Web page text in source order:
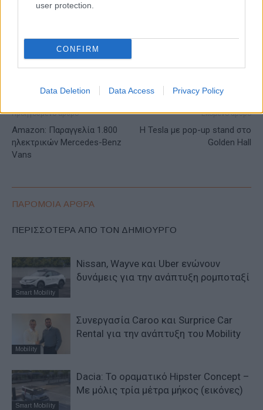
user protection.
CONFIRM
Data Deletion Data Access Privacy Policy
Υπουργείο Περιβάλλοντος και Ενέργειας
Προηγούμενο άρθρο
Amazon: Παραγγελία 1.800
ηλεκτρικών Mercedes-Benz
Vans
Επόμενο άρθρο
H Tesla με pop-up stand στο
Golden Hall
ΠΑΡΟΜΟΙΑ ΑΡΘΡΑ
ΠΕΡΙΣΣΟΤΕΡΑ ΑΠΟ ΤΟΝ ΔΗΜΙΟΥΡΓΟ
Smart Mobility
Nissan, Wayve και Uber ενώνουν
δυνάμεις για την ανάπτυξη ρομποταξί
Mobility
Συνεργασία Caroo και Surprice Car
Rental για την ανάπτυξη του Mobility
Smart Mobility
Dacia: To oραματικό Hipster Concept –
Με μόλις τρία μέτρα μήκος (εικόνες)